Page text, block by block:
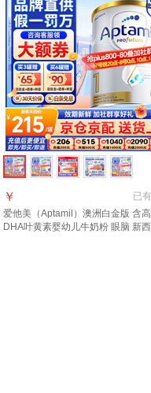
已有
￥
爱他美（Aptamil）澳洲白金版 含
DHA叶黄素婴幼儿牛奶粉 眼脑 新